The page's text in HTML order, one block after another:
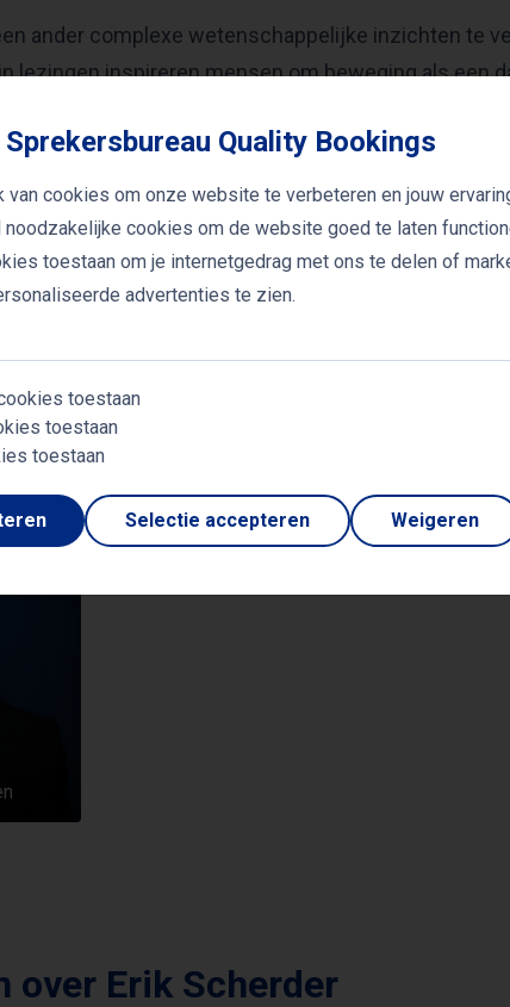
ander complexe wetenschappelijke inzichten te
lezingen inspireren mensen om beweging als een
gezondheid, maar vooral voor hun mentale welzijn.
om bedrijfsstrategieën gericht op productiviteit en
om gezonder en actiever te leven.
stijl is Erik Scherder een waardevolle
welzijn en persoonlijke ontwikkeling.
over Erik Scherder
Quality Bookings
van cookies om onze website te verbeteren en jouw
cookies om de website goed te laten
toestaan om je internetgedrag met ons te delen of
advertenties te zien.
toestaan
toestaan
toestaan
Selectie accepteren Weigeren